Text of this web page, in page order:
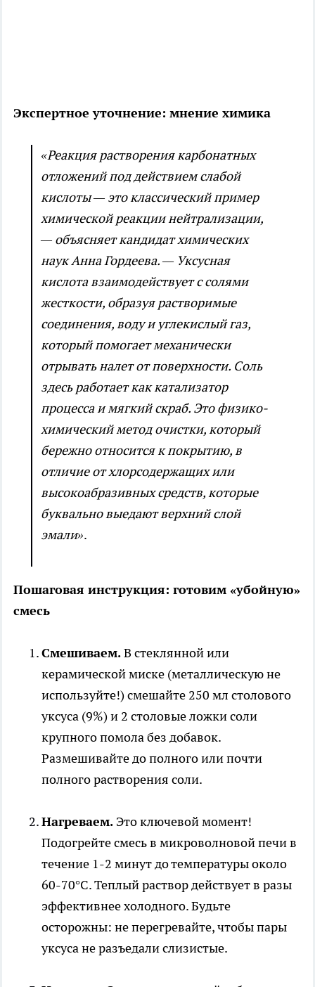
Экспертное уточнение: мнение химика
«Реакция растворения карбонатных
отложений под действием слабой
кислоты — это классический пример
химической реакции нейтрализации,
— объясняет кандидат химических
наук Анна Гордеева. — Уксусная
кислота взаимодействует с солями
жесткости, образуя растворимые
соединения, воду и углекислый газ,
который помогает механически
отрывать налет от поверхности. Соль
здесь работает как катализатор
процесса и мягкий скраб. Это физико-
химический метод очистки, который
бережно относится к покрытию, в
отличие от хлорсодержащих или
высокоабразивных средств, которые
буквально выедают верхний слой
эмали».
Пошаговая инструкция: готовим «убойную»
смесь
Смешиваем.В стеклянной или
керамической миске (металлическую не
используйте!) смешайте 250 мл столового
уксуса (9%) и 2 столовые ложки соли
крупного помола без добавок.
Размешивайте до полного или почти
полного растворения соли.
Нагреваем. Это ключевой момент!
Подогрейте смесь в микроволновой печи в
течение 1-2 минут до температуры около
60-70°C. Теплый раствор действует в разы
эффективнее холодного. Будьте
осторожны: не перегревайте, чтобы пары
уксуса не разъедали слизистые.